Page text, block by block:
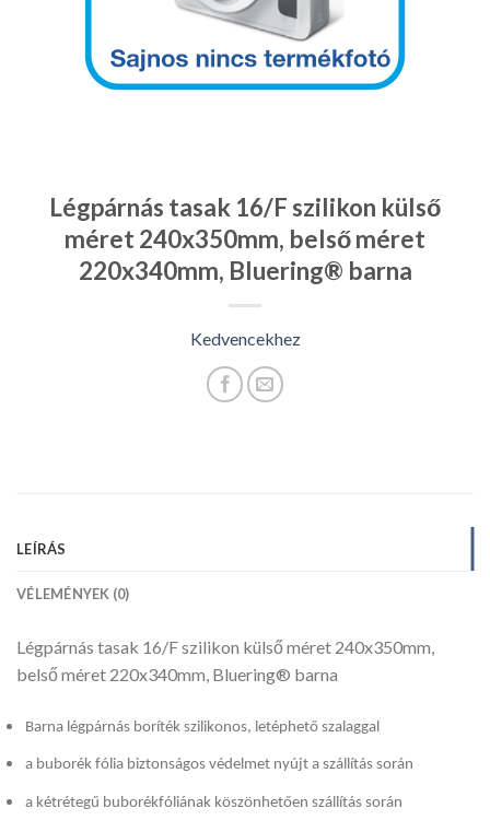
Légpárnás tasak 16/F szilikon külső
méret 240x350mm, belső méret
220x340mm, Bluering® barna
Kedvencekhez
LEÍRÁS
VÉLEMÉNYEK (0)
Légpárnás tasak 16/F szilikon külső méret 240x350mm,
belső méret 220x340mm, Bluering® barna
Barna légpárnás boríték szilikonos, letéphető szalaggal
a buborék fólia biztonságos védelmet nyújt a szállítás során
a kétrétegű buborékfóliának köszönhetően szállítás során